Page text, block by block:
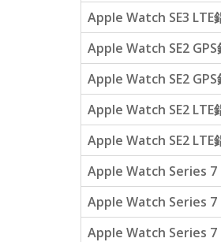
Apple Watch SE3 LTE
Apple Watch SE2
Apple Watch SE2
Apple Watch SE2 LTE
Apple Watch SE2 LTE
Apple Watch Series 7
Apple Watch Series 7
Apple Watch Series 7